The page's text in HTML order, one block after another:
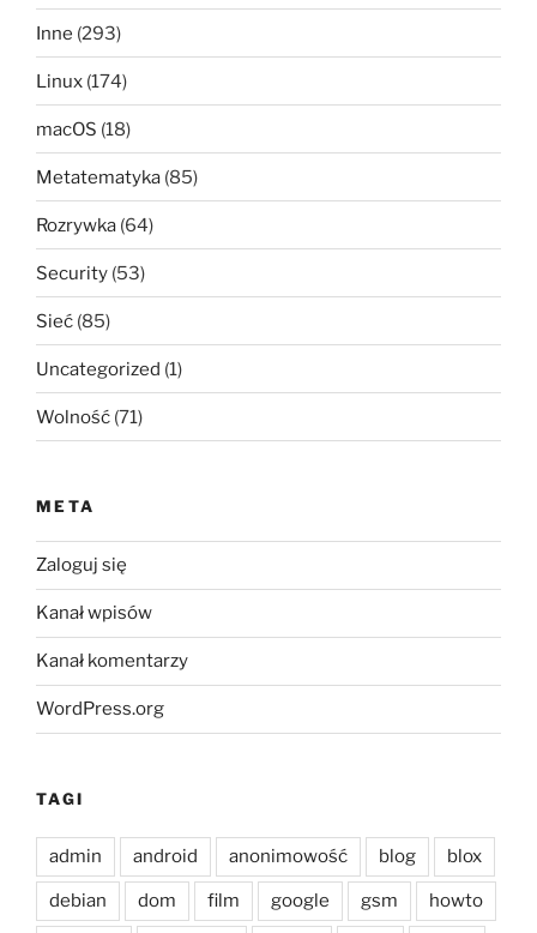
Inne (293)
Linux (174)
macOS (18)
Metatematyka (85)
Rozrywka (64)
Security (53)
Sieć (85)
Uncategorized (1)
Wolność (71)
META
Zaloguj się
Kanał wpisów
Kanał komentarzy
WordPress.org
TAGI
admin android anonimowość blog blox
debian dom film google gsm howto